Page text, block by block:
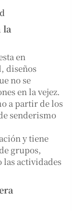
la
en
diseños
no se
en la vejez.
a partir de los
senderismo
y tiene
grupos,
las actividades